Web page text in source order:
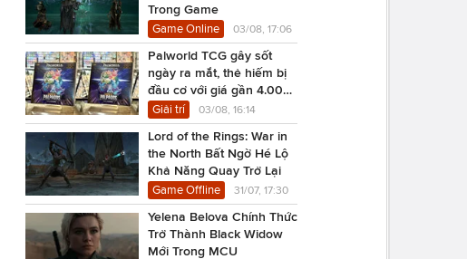
Trong Game
Game Online 03/08, 17:06
Palworld TCG gây sốt
ngày ra mắt, thẻ hiếm bị
đầu cơ với giá gần 4.000
USD
Giải trí 03/08, 16:14
Lord of the Rings: War in
the North Bất Ngờ Hé Lộ
Khả Năng Quay Trở Lại
Game Offline 31/07, 17:30
Yelena Belova Chính Thức
Trở Thành Black Widow
Mới Trong MCU